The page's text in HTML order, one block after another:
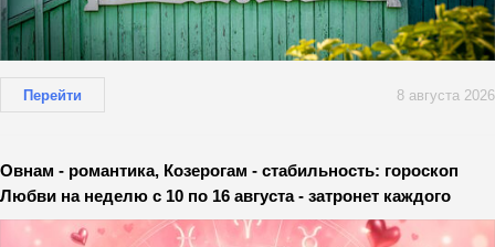
Перейти 8 августа 2026
Овнам - романтика, Козерогам - стабильность: гороскоп
Любви на неделю с 10 по 16 августа - затронет каждого